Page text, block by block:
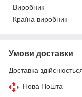
Виробник
Країна виробник
Умови доставки
Доставка
Нова Пошта